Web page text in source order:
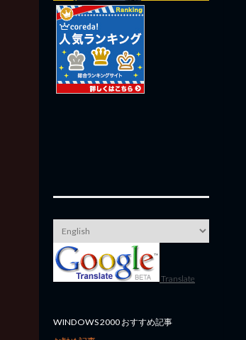
Translate
WINDOWS 2000 おすすめ記事